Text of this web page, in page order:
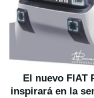
El nuevo FIAT
inspirará en la